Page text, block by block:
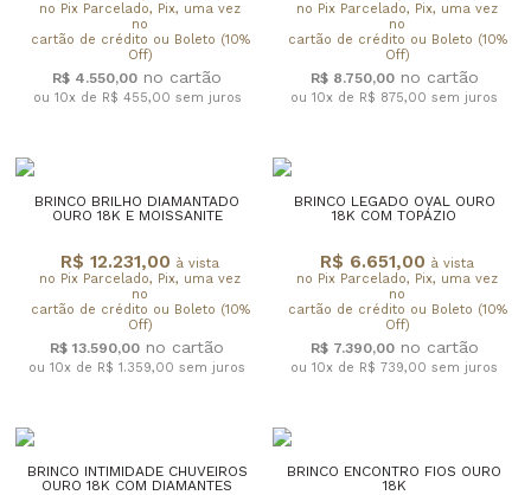
no Pix Parcelado, Pix, uma vez
no
cartão de crédito ou Boleto (10%
Off)
R$ 4.550,00
ou 10x de R$ 455,00 sem juros
no Pix Parcelado, Pix, uma vez
no
cartão de crédito ou Boleto (10%
Off)
R$ 8.750,00
ou 10x de R$ 875,00 sem juros
BRINCO BRILHO DIAMANTADO
OURO 18K E MOISSANITE
R$ 12.231,00 à vista
no Pix Parcelado, Pix, uma vez
no
cartão de crédito ou Boleto (10%
Off)
R$ 13.590,00
ou 10x de R$ 1.359,00 sem juros
BRINCO LEGADO OVAL OURO
18K COM TOPÁZIO
R$ 6.651,00 à vista
no Pix Parcelado, Pix, uma vez
no
cartão de crédito ou Boleto (10%
Off)
R$ 7.390,00
ou 10x de R$ 739,00 sem juros
BRINCO INTIMIDADE CHUVEIROS
OURO 18K COM DIAMANTES
BRINCO ENCONTRO FIOS OURO
18K